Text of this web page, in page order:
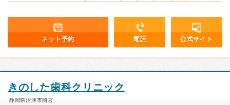
ネット予約 電話 公式サイト
きのした歯科クリニック
静岡県沼津市岡宮